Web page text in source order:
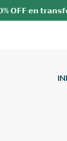
𝗢𝗙𝗙 𝗲𝗻